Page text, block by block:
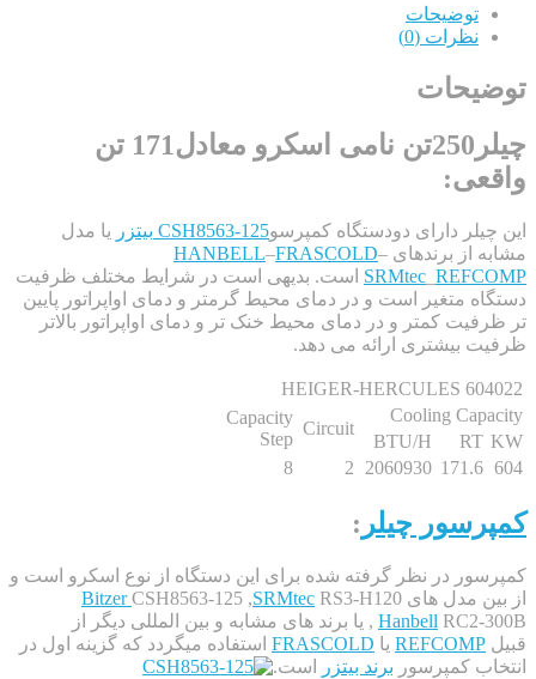
توضیحات
نظرات (0)
چیلر250تن نامی اسکرو معادل171 تن
دارای دودستگاه کمپرسوCSH8563-125 بیتزریا مدل
از برندهای
HANBELL–FRASCOLD–
SRMtec_
است. بدیهی است در شرایط مختلف ظرفیت
متغیر است و در دمای محیط گرمتر و دمای اواپراتور پایین
کمتر و در دمای محیط خنک تر و دمای اواپراتور بالاتر
بیشتری ارائه می دهد.
HEIGER-HERCULES
Cooling
Circuit
Capacity
Step
RT
BTU/H
171.6
2060930
2
چیلر :
در نظر گرفته شده برای این دستگاه از نوع اسکرو است و
مدل های
BitzerCSH8563-125 ,SRMtecRS3-H120
,Hanbell RC2-300B یا برند های مشابه و بین المللی دیگر از
یاFRASCOLDاستفاده میگردد که گزینه اول در
کمپرسوربرند بیتزراست.